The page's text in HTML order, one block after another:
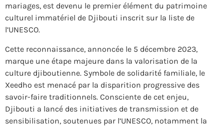
mariages, est devenu le premier élément du patrimoine
culturel immatériel de Djibouti inscrit sur la liste de
l’UNESCO.
Cette reconnaissance, annoncée le 5 décembre 2023,
marque une étape majeure dans la valorisation de la
culture djiboutienne. Symbole de solidarité familiale, le
Xeedho est menacé par la disparition progressive des
savoir-faire traditionnels. Consciente de cet enjeu,
Djibouti a lancé des initiatives de transmission et de
sensibilisation, soutenues par l’UNESCO, notamment la